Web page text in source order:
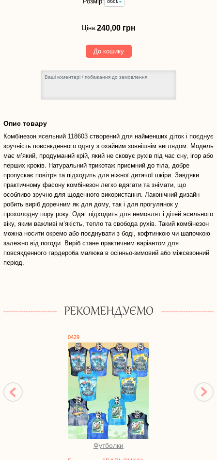
-
Ціна:240,00 грн
До кошику
Опис товару
Комбінезон ясельний 118603 створений для найменших діток і поєднує
зручність повсякденного одягу з охайним зовнішнім виглядом. Модель
має м’який, продуманий крій, який не сковує рухів під час сну, ігор або
перших кроків. Натуральний трикотаж приємний до тіла, добре
пропускає повітря та підходить для ніжної дитячої шкіри. Завдяки
практичному фасону комбінезон легко вдягати та знімати, що
особливо зручно для щоденного використання. Лаконічний дизайн
робить виріб доречним як для дому, так і для прогулянок у
прохолодну пору року. Одяг підходить для немовлят і дітей ясельного
віку, яким важливі м’якість, тепло та свобода рухів. Такий комбінезон
можна носити окремо або поєднувати з боді, кофтинкою чи шапочкою
залежно від погоди. Виріб стане практичним варіантом для
повсякденного гардероба малюка в осінньо-зимовий або міжсезонний
період.
РЕКОМЕНДУЄМО
0429
Футболки